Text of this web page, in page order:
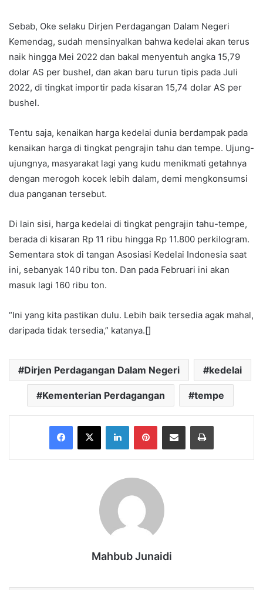
Sebab, Oke selaku Dirjen Perdagangan Dalam Negeri
Kemendag, sudah mensinyalkan bahwa kedelai akan terus
naik hingga Mei 2022 dan bakal menyentuh angka 15,79
dolar AS per bushel, dan akan baru turun tipis pada Juli
2022, di tingkat importir pada kisaran 15,74 dolar AS per
bushel.
Tentu saja, kenaikan harga kedelai dunia berdampak pada
kenaikan harga di tingkat pengrajin tahu dan tempe. Ujung-
ujungnya, masyarakat lagi yang kudu menikmati getahnya
dengan merogoh kocek lebih dalam, demi mengkonsumsi
dua panganan tersebut.
Di lain sisi, harga kedelai di tingkat pengrajin tahu-tempe,
berada di kisaran Rp 11 ribu hingga Rp 11.800 perkilogram.
Sementara stok di tangan Asosiasi Kedelai Indonesia saat
ini, sebanyak 140 ribu ton. Dan pada Februari ini akan
masuk lagi 160 ribu ton.
“Ini yang kita pastikan dulu. Lebih baik tersedia agak mahal,
daripada tidak tersedia,” katanya.[]
Dirjen Perdagangan Dalam Negeri kedelai
Kementerian Perdagangan tempe
Facebook
X LinkedInPinterestShare via Email Print
Mahbub Junaidi